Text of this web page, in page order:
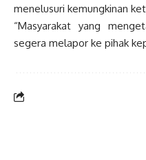
menelusuri kemungkinan
“Masyarakat yang
segera melapor ke pihak